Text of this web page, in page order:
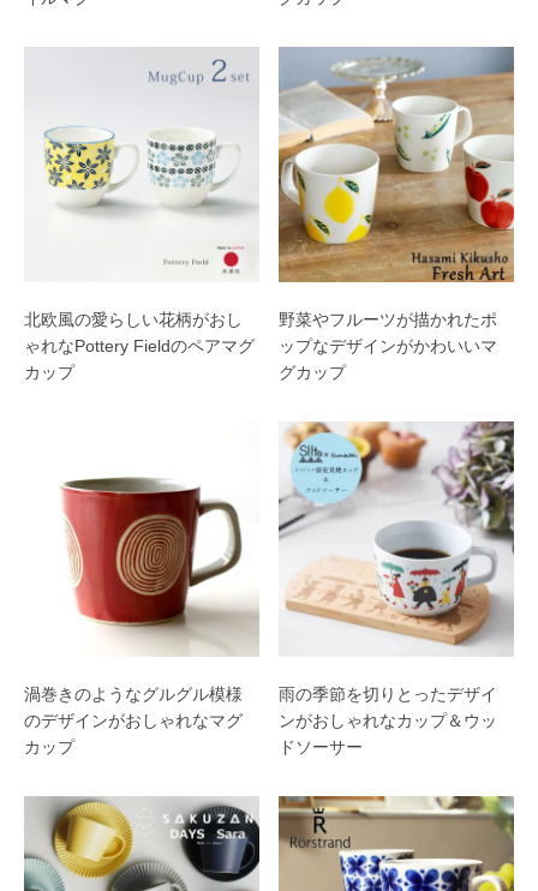
北欧風の愛らしい花柄がおし
ゃれなPottery Fieldのペアマグ
カップ
野菜やフルーツが描かれたポ
ップなデザインがかわいいマ
グカップ
渦巻きのようなグルグル模様
のデザインがおしゃれなマグ
カップ
雨の季節を切りとったデザイ
ンがおしゃれなカップ＆ウッ
ドソーサー